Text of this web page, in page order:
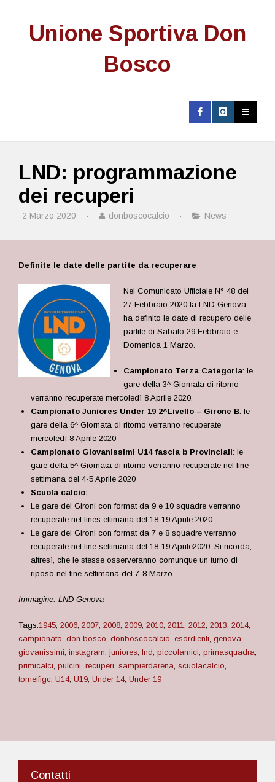
Unione Sportiva Don
Bosco
LND: programmazione
dei recuperi
2 Marzo 2020 · donboscocalcio · News
Definite le date delle partite da recuperare
Nel Comunicato Ufficiale N° 48 del
27 Febbraio 2020 la LND Genova
ha definito le date di recupero delle
partite di Sabato 29 Febbraio e
Domenica 1 Marzo.
Campionato Terza Categoria: le
gare della 3^ Giornata di ritorno
verranno recuperate mercoledì 8 Aprile 2020.
Campionato Juniores Under 19 2^Livello – Girone B: le
gare della 6^ Giornata di ritorno verranno recuperate
mercoledì 8 Aprile 2020
Campionato Giovanissimi U14 fascia b Provinciali: le
gare della 5^ Giornata di ritorno verranno recuperate nel fine
settimana del 4-5 Aprile 2020
Scuola calcio:
Le gare dei Gironi con format da 9 e 10 squadre verranno
recuperate nel fines ettimana del 18-19 Aprile 2020.
Le gare dei Gironi con format da 7 e 8 squadre verranno
recuperate nel fine settimana del 18-19 Aprile2020. Si ricorda,
altresì, che le stesse osserveranno comunque un turno di
riposo nel fine settimana del 7-8 Marzo.
Immagine: LND Genova
Tags:1945, 2006, 2007, 2008, 2009, 2010, 2011, 2012, 2013, 2014,
campionato, don bosco, donboscocalcio, esordienti, genova,
giovanissimi, instagram, juniores, lnd, piccolamici, primasquadra,
primicalci, pulcini, recuperi, sampierdarena, scuolacalcio,
torneifigc, U14, U19, Under 14, Under 19
Contatti